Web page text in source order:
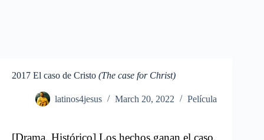
2017 El caso de Cristo (The case for Christ)
latinos4jesus March 20, 2022 Película
[Drama, Histórico] Los hechos ganan el caso.